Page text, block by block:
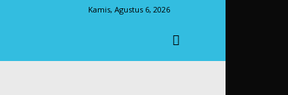
Kamis, Agustus 6, 2026